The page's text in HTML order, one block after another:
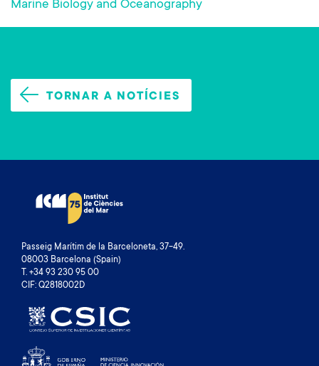
Marine Biology and Oceanography
TORNAR A NOTÍCIES
Passeig Marítim de la Barceloneta, 37-49.
08003 Barcelona (Spain)
T. +34 93 230 95 00
CIF: Q2818002D